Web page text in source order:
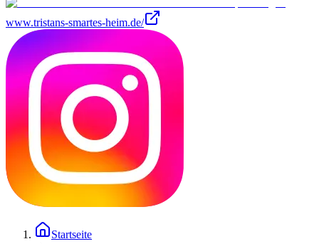
Startseite